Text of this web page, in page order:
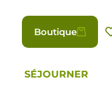
Boutique
SÉJOURNER